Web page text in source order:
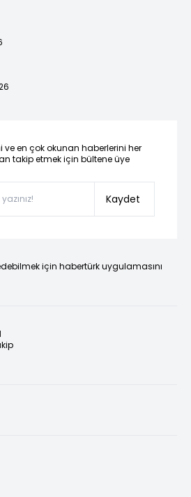
ve en çok okunan haberlerini her
takip etmek için bültene üye
Kaydet
için habertürk uygulamasını